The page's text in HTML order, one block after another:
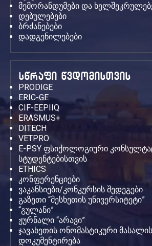
მემორანდუმები და
დებულებები
ბრძანებები
დადგენილებები
სწრაფი წვდომისთვის
PRODIGE
ERIC-GE
CIF-EEPIIQ
ERASMUS+
DITECH
VETPRO
E-PSY ფსიქოლოგიური
სტუდენტებისთვის
ETHICS
კონფერენციები
ვაკანსიები/კონკურსის შედეგები
გაზეთი “მესხეთის უნივერსიტეტი”
“გულანი”
ჟურნალი “არავი”
ჯავახეთის ონომასტიკური
დოკუმენტირება